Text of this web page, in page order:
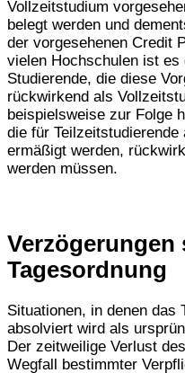
Vollzeitstudium
belegt werden und
der vorgesehenen Credit
vielen Hochschulen ist es
Studierende, die diese
rückwirkend als
beispielsweise zur Folge
die für
ermäßigt werden,
werden müssen.
Verzögerungen
Tagesordnung
Situationen, in denen das
absolviert wird als
Der zeitweilige Verlust
Wegfall bestimmter